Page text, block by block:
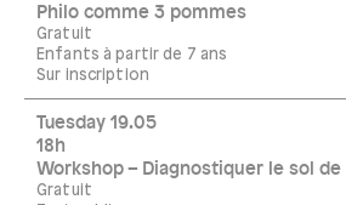
Philo comme 3 pommes
Gratuit
Enfants à partir de 7 ans
Sur inscription
Tuesday 19.05
18h
Workshop – Diagnostiquer le sol de
Gratuit